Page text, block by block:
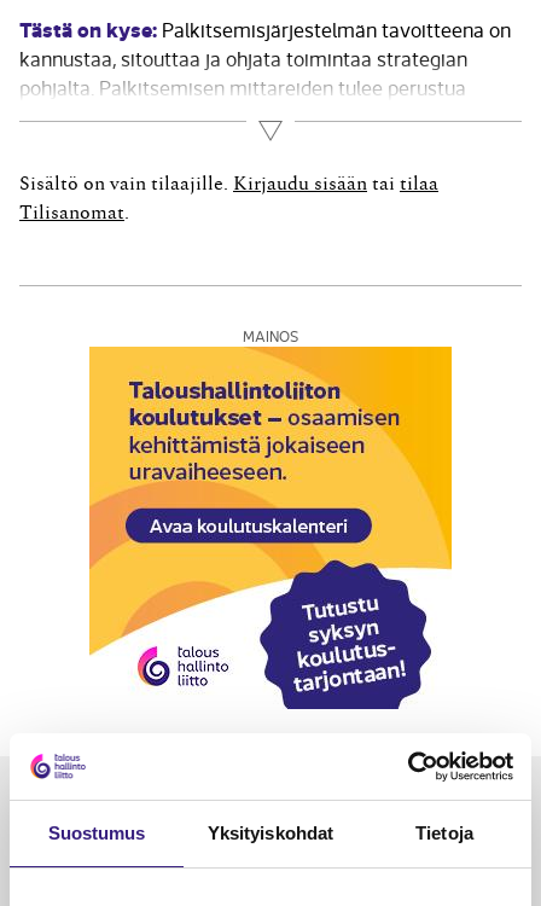
Suostumus Yksityiskohdat Tietoja
Tästä on kyse: Palkitsemisjärjestelmän tavoitteena on
kannustaa, sitouttaa ja ohjata toimintaa strategian
pohjalta. Palkitsemisen mittareiden tulee perustua
siihen, että yrityksessä asetetut tavoitteet on
saavutettu tai ylitetty. Tavoitteina voivat olla esimerkiksi
liikevaihdon tai -voiton kasvu, mutta myös toiminnan
kehittämiseen liittyvät tavoitteet. Toiminnallisia
Lue lisää
Sisältö on vain tilaajille. Kirjaudu sisään tai tilaa
Tilisanomat
MAINOS
Luetuimmat